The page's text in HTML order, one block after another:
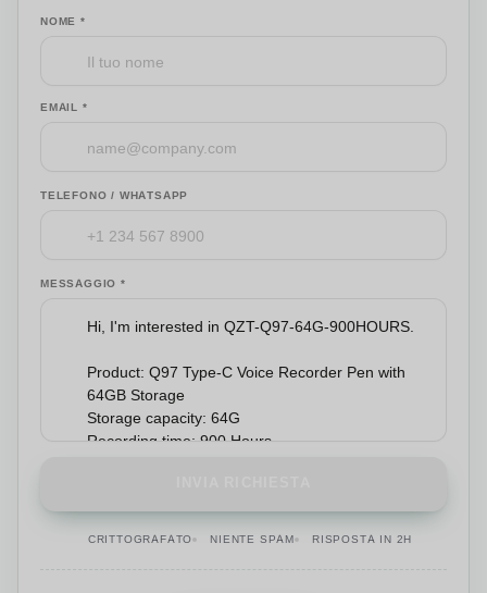
NOME *
EMAIL *
TELEFONO / WHATSAPP
MESSAGGIO *
CRITTOGRAFATO NIENTE SPAM RISPOSTA IN 2H